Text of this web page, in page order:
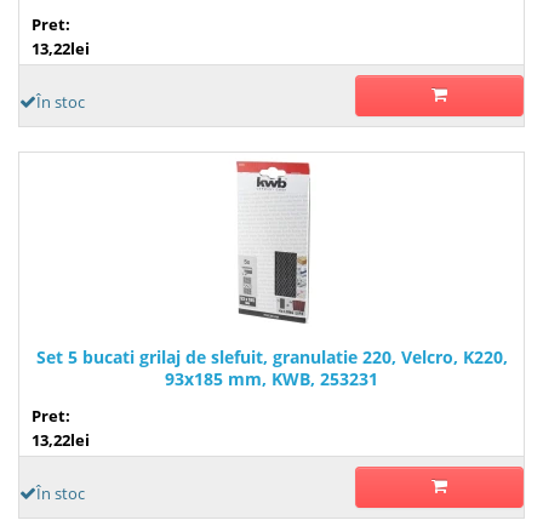
Pret:
13,22lei
În stoc
Set 5 bucati grilaj de slefuit, granulatie 220, Velcro, K220,
93x185 mm, KWB, 253231
Pret:
13,22lei
În stoc